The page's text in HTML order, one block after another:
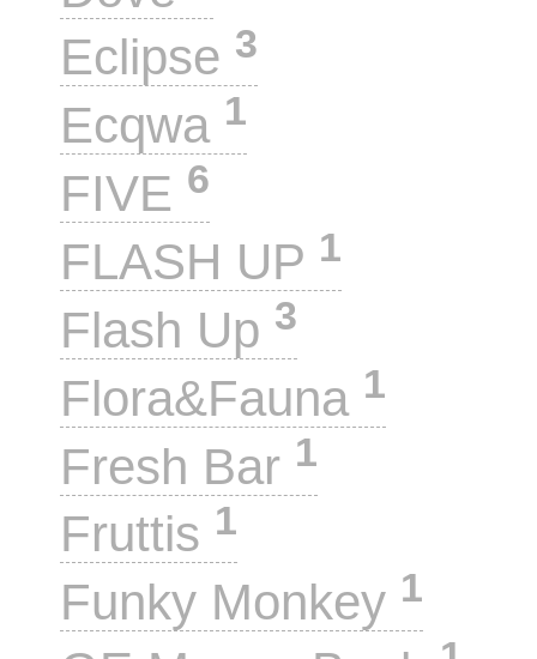
Eclipse 3
Ecqwa 1
FIVE 6
FLASH UP 1
Flash Up 3
Flora&Fauna 1
Fresh Bar 1
Fruttis 1
Funky Monkey 1